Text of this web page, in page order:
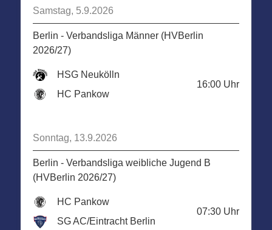
Samstag, 5.9.2026
Berlin - Verbandsliga Männer (HVBerlin
2026/27)
HSG Neukölln
HC Pankow
16:00 Uhr
Sonntag, 13.9.2026
Berlin - Verbandsliga weibliche Jugend B
(HVBerlin 2026/27)
HC Pankow
SG AC/Eintracht Berlin
07:30 Uhr